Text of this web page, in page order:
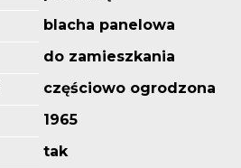
blacha panelowa
do zamieszkania
częściowo ogrodzona
1965
tak